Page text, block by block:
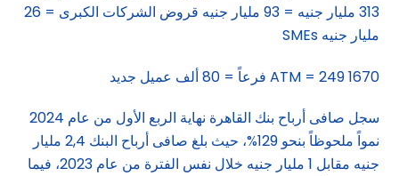
313 مليار جنيه = 93 مليار جنيه قروض الشركات الكبرى = 26
مليار جنيه SMEs
1670 ATM = 249 فرعاً = 80 ألف عميل جديد
سجل صافى أرباح بنك القاهرة نهاية الربع الأول من عام 2024
نمواً ملحوظاً بنحو 129%، حيث بلغ صافى أرباح البنك 2,4 مليار
جنيه مقابل 1 مليار جنيه خلال نفس الفترة من عام 2023، فيما